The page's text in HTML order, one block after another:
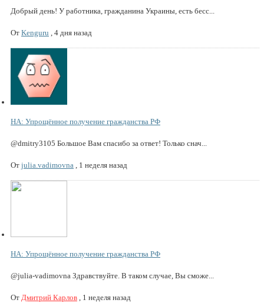
Добрый день! У работника, гражданина Украины, есть бесс...
От Kenguru , 4 дня назад
НА: Упрощённое получение гражданства РФ
@dmitry3105 Большое Вам спасибо за ответ! Только снач...
От julia.vadimovna , 1 неделя назад
НА: Упрощённое получение гражданства РФ
@julia-vadimovna Здравствуйте. В таком случае, Вы сможе...
От Дмитрий Карлов , 1 неделя назад